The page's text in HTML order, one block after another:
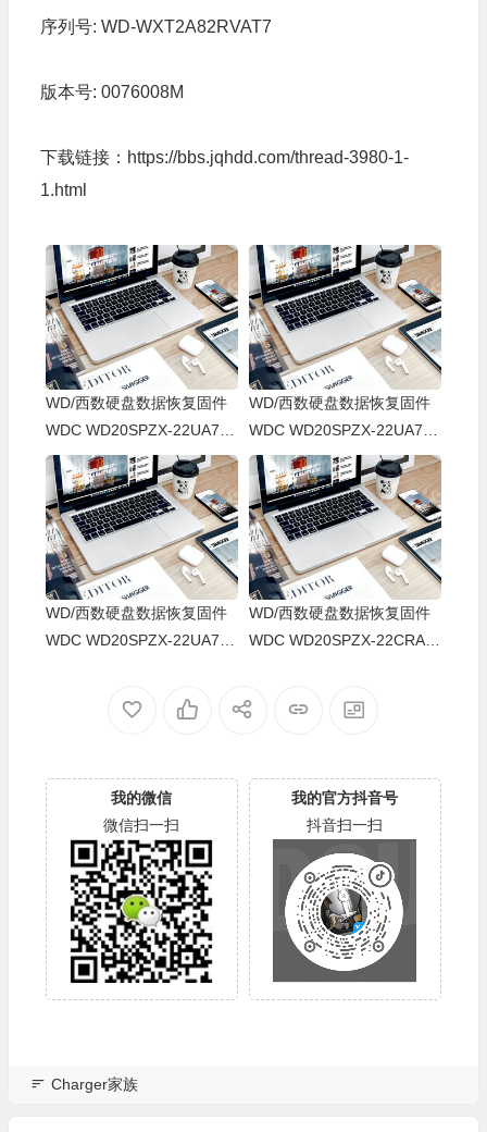
序列号: WD-WXT2A82RVAT7
版本号: 0076008M
下载链接： https://bbs.jqhdd.com/thread-3980-1-
1.html
WD/西数硬盘数据恢复固件
WDC WD20SPZX-22UA7T0
-01-01A01-WD-WXV2E317
Y3TY-0076008M-1860
WD/西数硬盘数据恢复固件
WDC WD20SPZX-22UA7T0
-01-01A01-WD-WXT2E300
WTCR-0006008J-1860
WD/西数硬盘数据恢复固件
WDC WD20SPZX-22UA7T0
WD/西数硬盘数据恢复固件
WDC WD20SPZX-22CRAT
我的微信
微信扫一扫
我的官方抖音号
抖音扫一扫
Charger家族